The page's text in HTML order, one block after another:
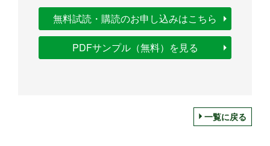
無料試読・購読のお申し込みはこちら
PDFサンプル（無料）を見る
一覧に戻る